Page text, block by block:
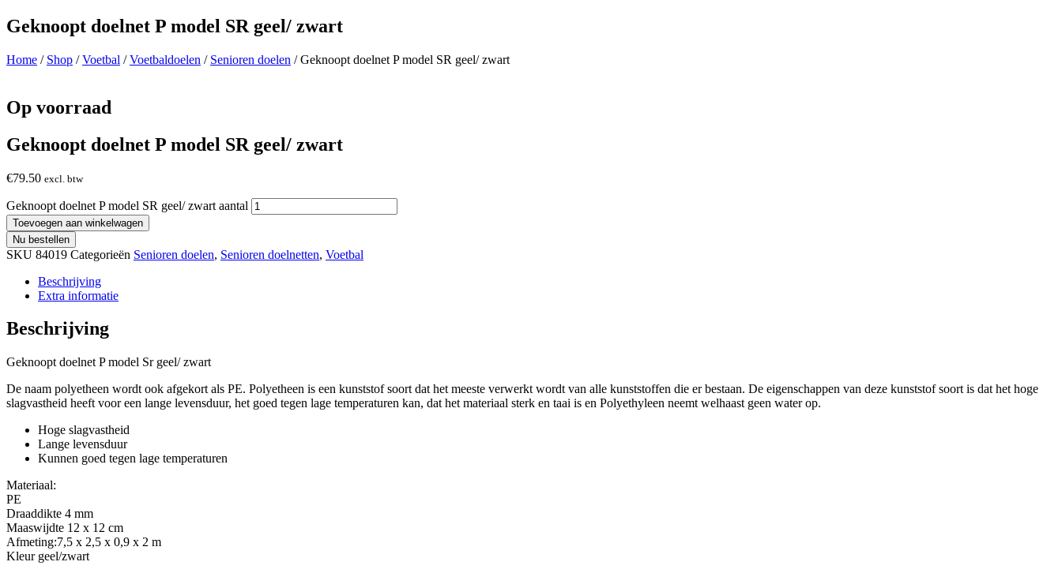
Geknoopt doelnet P model SR geel/ zwart
Home / Shop /Voetbal /Voetbaldoelen / Senioren doelen / Geknoopt doelnet P model SR geel/ zwart
Op voorraad
Geknoopt doelnet P model SR geel/ zwart
€79.50 excl. btw
Geknoopt doelnet P model SR geel/ zwart aantal
Toevoegen aan winkelwagen
Nu bestellen
SKU 84019 Categorieën Senioren doelen, Senioren doelnetten, Voetbal
Beschrijving
Extra informatie
Beschrijving
Geknoopt doelnet P model Sr geel/ zwart
De naam polyetheen wordt ook afgekort als PE. Polyetheen is een kunststof soort dat het meeste verwerkt wordt van alle kunststoffen die er bestaan. De eigenschappen van deze kunststof soort is dat het hoge
slagvastheid heeft voor een lange levensduur, het goed tegen lage temperaturen kan, dat het materiaal sterk en taai is en Polyethyleen neemt welhaast geen water op.
Hoge slagvastheid
Lange levensduur
Kunnen goed tegen lage temperaturen
Materiaal:
PE
Draaddikte 4 mm
Maaswijdte 12 x 12 cm
Afmeting:7,5 x 2,5 x 0,9 x 2 m
Kleur geel/zwart